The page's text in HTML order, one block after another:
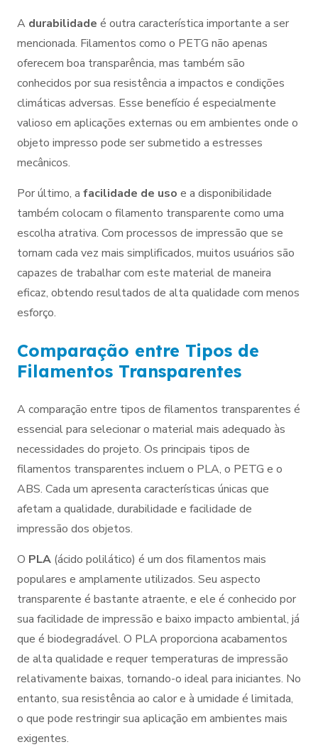
A durabilidade é outra característica importante a ser
mencionada. Filamentos como o PETG não apenas
oferecem boa transparência, mas também são
conhecidos por sua resistência a impactos e condições
climáticas adversas. Esse benefício é especialmente
valioso em aplicações externas ou em ambientes onde o
objeto impresso pode ser submetido a estresses
mecânicos.
Por último, a facilidade de uso e a disponibilidade
também colocam o filamento transparente como uma
escolha atrativa. Com processos de impressão que se
tornam cada vez mais simplificados, muitos usuários são
capazes de trabalhar com este material de maneira
eficaz, obtendo resultados de alta qualidade com menos
esforço.
Comparação entre Tipos de
Filamentos Transparentes
A comparação entre tipos de filamentos transparentes é
essencial para selecionar o material mais adequado às
necessidades do projeto. Os principais tipos de
filamentos transparentes incluem o PLA, o PETG e o
ABS. Cada um apresenta características únicas que
afetam a qualidade, durabilidade e facilidade de
impressão dos objetos.
O PLA (ácido polilático) é um dos filamentos mais
populares e amplamente utilizados. Seu aspecto
transparente é bastante atraente, e ele é conhecido por
sua facilidade de impressão e baixo impacto ambiental, já
que é biodegradável. O PLA proporciona acabamentos
de alta qualidade e requer temperaturas de impressão
relativamente baixas, tornando-o ideal para iniciantes. No
entanto, sua resistência ao calor e à umidade é limitada,
o que pode restringir sua aplicação em ambientes mais
exigentes.